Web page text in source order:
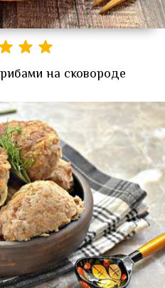
на сковороде